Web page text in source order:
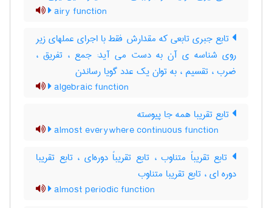
airy function
تابع جبری تابعی که مقدارش فقط با اجرای عملهای زیر
روی شناسه ی آن به دست می آید: جمع ، تفریق ،
ضرب ، تقسیم ، به توان یک عدد گویا رساندن
algebraic function
تابع تقریبا همه جا پیوسته
almost everywhere continuous function
تابع تقریباً متناوب ، تابع تقریباً دوره‌ای ، تابع تقریبا
دوره ای ، تابع تقریبا متناوب
almost periodic function